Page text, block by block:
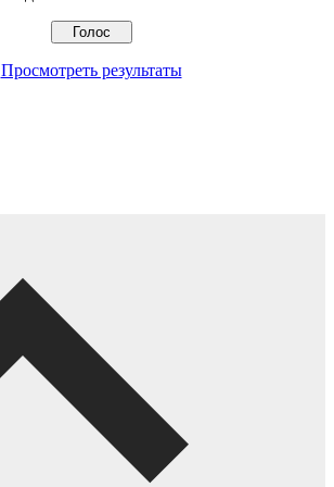
Просмотреть результаты